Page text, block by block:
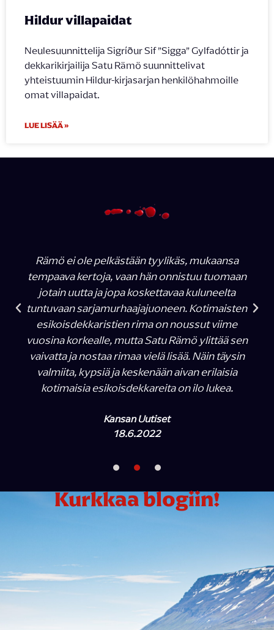
Hildur villapaidat
Neulesuunnittelija Sigríður Sif ”Sigga” Gylfadóttir ja
dekkarikirjailija Satu Rämö suunnittelivat
yhteistuumin Hildur-kirjasarjan henkilöhahmoille
omat villapaidat.
LUE LISÄÄ »
Rämö ei ole pelkästään tyylikäs, mukaansa
tempaava kertoja, vaan hän onnistuu tuomaan
jotain uutta ja jopa koskettavaa kuluneelta
tuntuvaan sarjamurhaajajuoneen. Kotimaisten
esikoisdekkaristien rima on noussut viime
vuosina korkealle, mutta Satu Rämö ylittää sen
vaivatta ja nostaa rimaa vielä lisää. Näin täysin
valmiita, kypsiä ja keskenään aivan erilaisia
kotimaisia esikoisdekkareita on ilo lukea.
Kansan Uutiset
18.6.2022
Kurkkaa blogiin!